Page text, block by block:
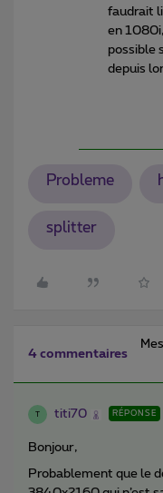
faudrait
en 1080i,
possible
depuis
Probleme
splitter
4 commentaires
titi70 RÉPONSE
Bonjour,
Probablement que le